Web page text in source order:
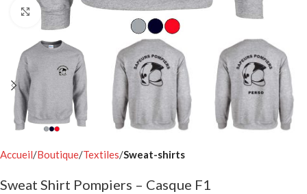
Click to enlarge
Accueil Boutique Textiles Sweat-shirts
Sweat Shirt Pompiers – Casque F1